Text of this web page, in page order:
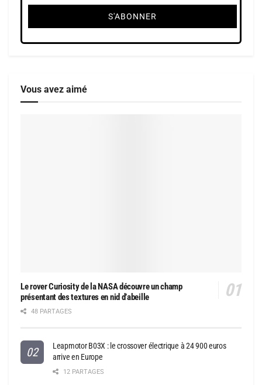
Vous avez aimé
Le rover Curiosity de la NASA découvre un champ
présentant des textures en nid d’abeille
48 PARTAGES
Leapmotor B03X : le crossover électrique à 24 900 euros
arrive en Europe
12 PARTAGES